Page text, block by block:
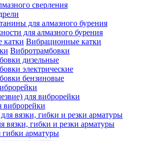
сверления
для алмазного бурения
для алмазного бурения
Вибрационные катки
Вибротрамбовки
дизельные
электрические
бензиновые
для виброрейки
виброрейки
вязки, гибки и резки арматуры
гибки арматуры